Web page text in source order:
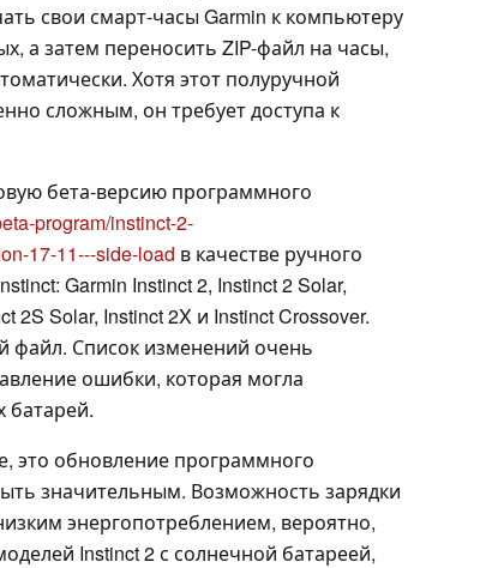
свои смарт-часы Garmin к компьютеру
а затем переносить ZIP-файл на часы,
Хотя этот полуручной
сложным, он требует доступа к
бета-версию программного
program/instinct-2-
17-11---side-load в качестве ручного
Garmin Instinct 2, Instinct 2 Solar,
2S Solar, Instinct 2X и Instinct Crossover.
файл. Список изменений очень
ошибки, которая могла
батарей.
это обновление программного
значительным. Возможность зарядки
энергопотреблением, вероятно,
Instinct 2 с солнечной батареей,